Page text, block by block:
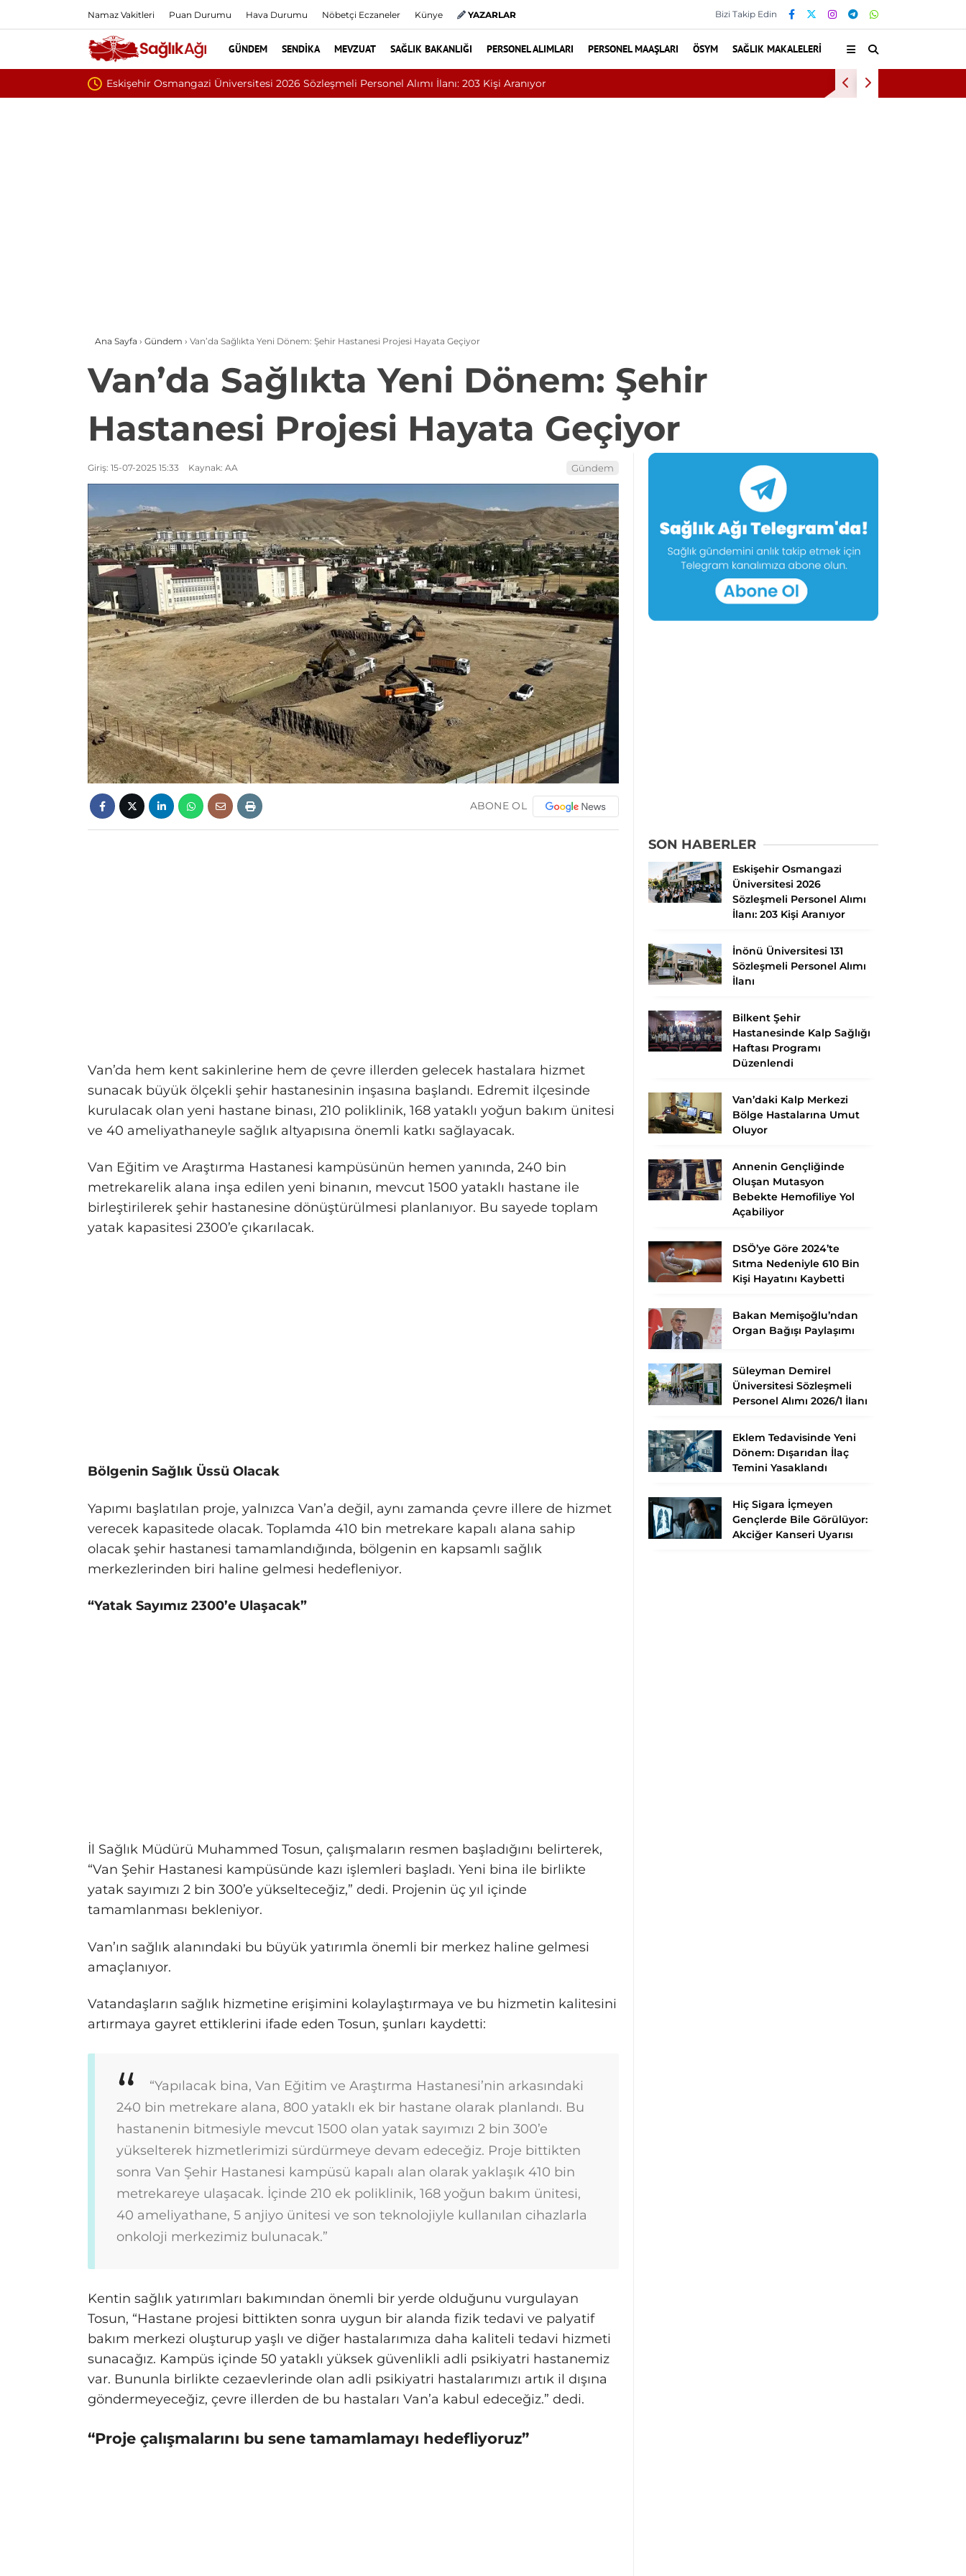
Namaz Vakitleri Puan Durumu Hava Durumu Nöbetçi Eczaneler Künye YAZARLAR Bizi Takip Edin
GÜNDEM SENDIKA MEVZUAT SAĞLIK BAKANLIĞI PERSONEL ALIMLARI PERSONEL MAAŞLARI ÖSYM SAĞLIK MAKALELERI
İnönü Üniversitesi 131 Sözleşmeli Personel Alımı İlanı
Ana Sayfa › Gündem › Van’da Sağlıkta Yeni Dönem: Şehir Hastanesi Projesi Hayata Geçiyor
Van’da Sağlıkta Yeni Dönem: Şehir
Hastanesi Projesi Hayata Geçiyor
Giriş: 15-07-2025 15:33 Kaynak: AA Gündem
ABONE OL
Van’da hem kent sakinlerine hem de çevre illerden gelecek hastalara hizmet
sunacak büyük ölçekli şehir hastanesinin inşasına başlandı. Edremit ilçesinde
kurulacak olan yeni hastane binası, 210 poliklinik, 168 yataklı yoğun bakım ünitesi
ve 40 ameliyathaneyle sağlık altyapısına önemli katkı sağlayacak.
Van Eğitim ve Araştırma Hastanesi kampüsünün hemen yanında, 240 bin
metrekarelik alana inşa edilen yeni binanın, mevcut 1500 yataklı hastane ile
birleştirilerek şehir hastanesine dönüştürülmesi planlanıyor. Bu sayede toplam
yatak kapasitesi 2300’e çıkarılacak.
Bölgenin Sağlık Üssü Olacak
Yapımı başlatılan proje, yalnızca Van’a değil, aynı zamanda çevre illere de hizmet
verecek kapasitede olacak. Toplamda 410 bin metrekare kapalı alana sahip
olacak şehir hastanesi tamamlandığında, bölgenin en kapsamlı sağlık
merkezlerinden biri haline gelmesi hedefleniyor.
“Yatak Sayımız 2300’e Ulaşacak”
İl Sağlık Müdürü Muhammed Tosun, çalışmaların resmen başladığını belirterek,
“Van Şehir Hastanesi kampüsünde kazı işlemleri başladı. Yeni bina ile birlikte
yatak sayımızı 2 bin 300’e yükselteceğiz,” dedi. Projenin üç yıl içinde
tamamlanması bekleniyor.
Van’ın sağlık alanındaki bu büyük yatırımla önemli bir merkez haline gelmesi
amaçlanıyor.
Vatandaşların sağlık hizmetine erişimini kolaylaştırmaya ve bu hizmetin kalitesini
artırmaya gayret ettiklerini ifade eden Tosun, şunları kaydetti:
“Yapılacak bina, Van Eğitim ve Araştırma Hastanesi’nin arkasındaki
240 bin metrekare alana, 800 yataklı ek bir hastane olarak planlandı. Bu
hastanenin bitmesiyle mevcut 1500 olan yatak sayımızı 2 bin 300’e
yükselterek hizmetlerimizi sürdürmeye devam edeceğiz. Proje bittikten
sonra Van Şehir Hastanesi kampüsü kapalı alan olarak yaklaşık 410 bin
metrekareye ulaşacak. İçinde 210 ek poliklinik, 168 yoğun bakım ünitesi,
40 ameliyathane, 5 anjiyo ünitesi ve son teknolojiyle kullanılan cihazlarla
onkoloji merkezimiz bulunacak.”
Kentin sağlık yatırımları bakımından önemli bir yerde olduğunu vurgulayan
Tosun, “Hastane projesi bittikten sonra uygun bir alanda fizik tedavi ve palyatif
bakım merkezi oluşturup yaşlı ve diğer hastalarımıza daha kaliteli tedavi hizmeti
sunacağız. Kampüs içinde 50 yataklı yüksek güvenlikli adli psikiyatri hastanemiz
var. Bununla birlikte cezaevlerinde olan adli psikiyatri hastalarımızı artık il dışına
göndermeyeceğiz, çevre illerden de bu hastaları Van’a kabul edeceğiz.” dedi.
“Proje çalışmalarını bu sene tamamlamayı hedefliyoruz”
SON HABERLER
Eskişehir Osmangazi
Üniversitesi 2026
Sözleşmeli Personel Alımı
İlanı: 203 Kişi Aranıyor
İnönü Üniversitesi 131
Sözleşmeli Personel Alımı
İlanı
Bilkent Şehir
Hastanesinde Kalp Sağlığı
Haftası Programı
Düzenlendi
Van’daki Kalp Merkezi
Bölge Hastalarına Umut
Oluyor
Annenin Gençliğinde
Oluşan Mutasyon
Bebekte Hemofiliye Yol
Açabiliyor
DSÖ’ye Göre 2024’te
Sıtma Nedeniyle 610 Bin
Kişi Hayatını Kaybetti
Bakan Memişoğlu’ndan
Organ Bağışı Paylaşımı
Süleyman Demirel
Üniversitesi Sözleşmeli
Personel Alımı 2026/1 İlanı
Eklem Tedavisinde Yeni
Dönem: Dışarıdan İlaç
Temini Yasaklandı
Hiç Sigara İçmeyen
Gençlerde Bile Görülüyor:
Akciğer Kanseri Uyarısı